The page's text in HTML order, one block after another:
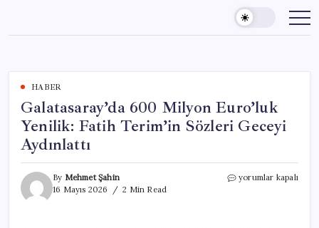
content
HABER
Galatasaray’da 600 Milyon Euro’luk
Yenilik: Fatih Terim’in Sözleri Geceyi
Aydınlattı
By Mehmet Şahin
16 Mayıs 2026
2 Min Read
Galatasaray’da
yorumlar kapalı